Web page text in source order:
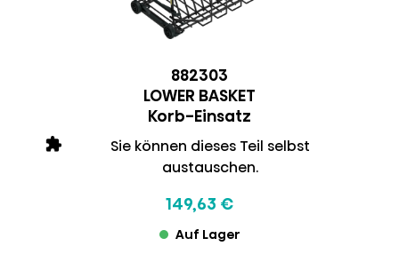
882303
LOWER BASKET
Korb-Einsatz
Sie können dieses Teil selbst
austauschen.
149,63 €
Auf Lager